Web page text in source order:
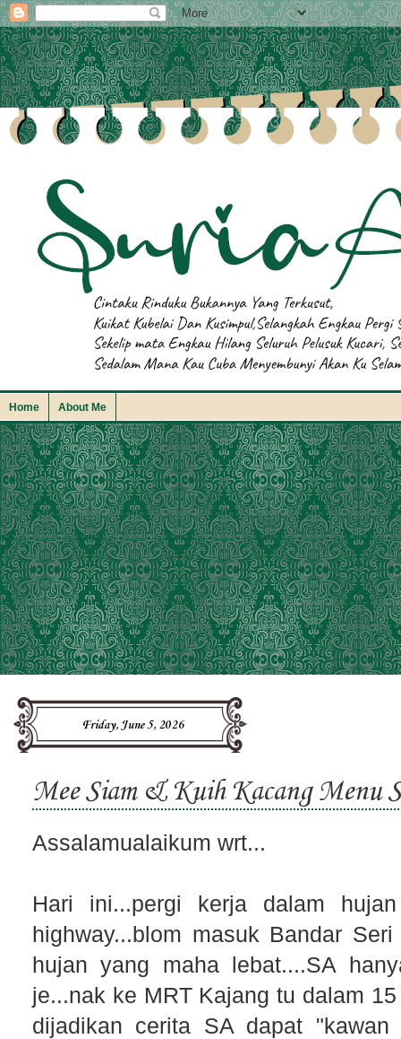
Home About Me
Friday, June 5, 2026
Mee Siam & Kuih Kacang Menu
Assalamualaikum wrt...
Hari ini...pergi kerja dalam
highway...blom masuk Bandar
hujan yang maha lebat....SA
je...nak ke MRT Kajang tu dalam
dijadikan cerita SA dapat